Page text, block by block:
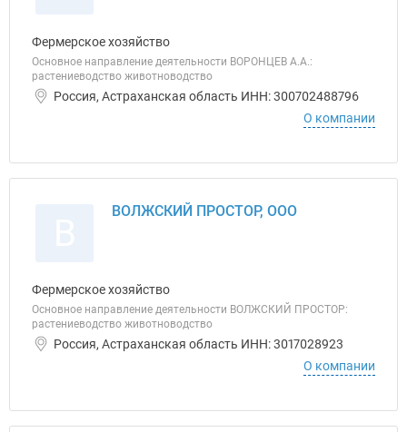
Фермерское хозяйство
Основное направление деятельности ВОРОНЦЕВ А.А.:
растениеводство животноводство
Россия, Астраханская область ИНН: 300702488796
О компании
ВОЛЖСКИЙ ПРОСТОР, ООО
Фермерское хозяйство
Основное направление деятельности ВОЛЖСКИЙ ПРОСТОР:
растениеводство животноводство
Россия, Астраханская область ИНН: 3017028923
О компании